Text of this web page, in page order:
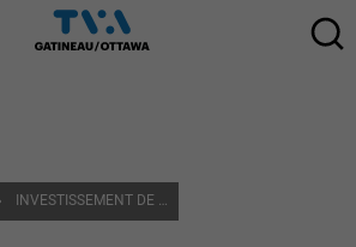
INVESTISSEMENT DE PRÈS DE 27,7 M$ POUR LA CONSTRUCTION DE 17 NOUVEAUX SITES CELLULAIRES AU QUÉBEC